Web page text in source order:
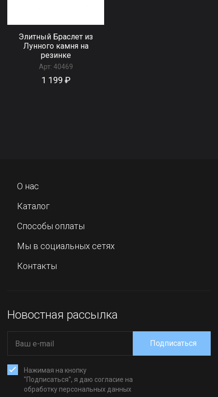
Элитный Браслет из
Лунного камня на
резинке
Арт: 40469
1 199 ₽
О нас
Каталог
Способы оплаты
Мы в социальных сетях
Контакты
Новостная рассылка
Нажимая на кнопку
"Подписаться", я даю согласие на
обработку персональных данных
Подписаться